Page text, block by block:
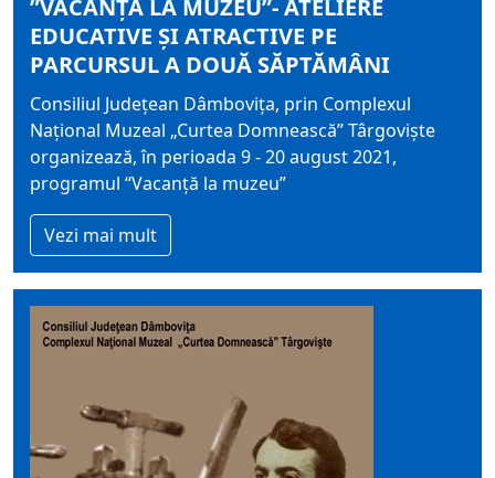
”VACANŢA LA MUZEU”- ATELIERE
EDUCATIVE ȘI ATRACTIVE PE
PARCURSUL A DOUĂ SĂPTĂMÂNI
Consiliul Județean Dâmbovița, prin Complexul
Național Muzeal „Curtea Domnească” Târgoviște
organizează, în perioada 9 - 20 august 2021,
programul “Vacanță la muzeu”
Vezi mai mult